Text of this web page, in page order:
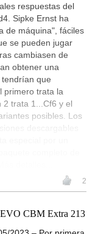
respuestas del
Sipke Ernst ha
de máquina", fáciles
se pueden jugar
cambiasen de
obtener una
que
primero trata la
2 trata 1...Cf6 y el
posibles. Los
descargables
2
CBM Extra 213